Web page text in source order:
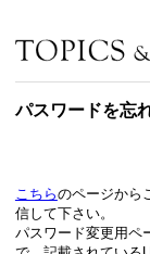
パスワードを忘
こちらのページから
信して下さい。
パスワード変更用ペ